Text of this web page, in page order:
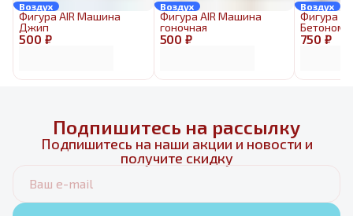
Воздух
500 ₽
Фигура AIR Машина
Джип
Воздух
500 ₽
Фигура AIR Машина
гоночная
Воздух
750 ₽
Фигура
Подпишитесь на рассылку
Подпишитесь на наши акции и новости и
получите скидку